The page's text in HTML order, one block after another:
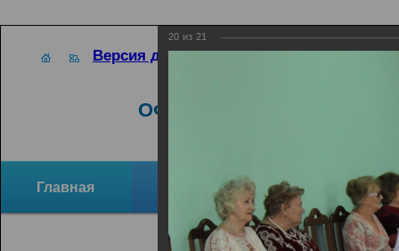
Версия для слабовидящих
ОФИЦИАЛЬНЫЙ САЙТ
Главная Новости Отзывы и
Структура организации Активное долголетие
20 из 21